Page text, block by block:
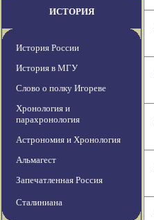
ИСТОРИЯ
История России
История в МГУ
Слово о полку Игореве
Хронология и
парахронология
Астрономия и Хронология
Альмагест
Запечатленная Россия
Сталиниана